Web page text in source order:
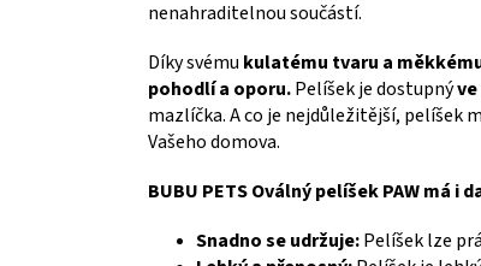
nenahraditelnou součástí.
Díky svému kulatému tvaru a
pohodlí a oporu.Pelíšek je dostupný
mazlíčka. A co je nejdůležitější, pelíšek
Vašeho domova.
BUBU PETS Oválný pelíšek PAW má i
Snadno se udržuje:Pelíšek lze